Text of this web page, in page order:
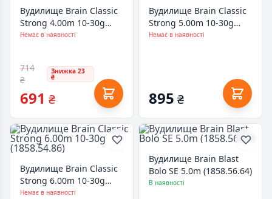
Вудилище Brain Classic
Strong 4.00m 10-30g
(1858.54.84)
Немає в наявності
714
₴
Знижка 23
₴
691 ₴
Вудилище Brain Classic
Strong 5.00m 10-30g
(1858.54.85)
Немає в наявності
895 ₴
Вудилище Brain Classic
Strong 6.00m 10-30g
(1858.54.86)
Немає в наявності
Вудилище Brain Blast
Bolo SE 5.0m (1858.56.64)
В наявності